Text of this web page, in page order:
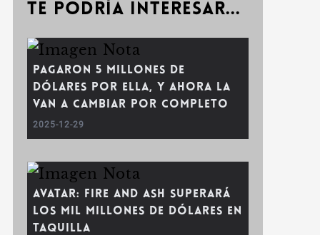
Te podría interesar...
Pagaron 5 millones de
dólares por ella, y ahora la
van a cambiar por completo
2025-12-29
Avatar: Fire and Ash Superará
los Mil Millones de Dólares en
Taquilla